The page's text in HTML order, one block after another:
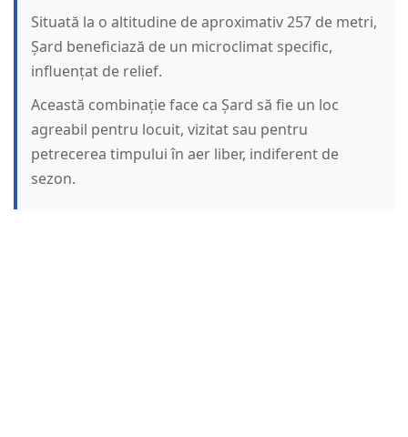
Situată la o altitudine de aproximativ 257 de metri,
Șard beneficiază de un microclimat specific,
influențat de relief.
Această combinație face ca Șard să fie un loc
agreabil pentru locuit, vizitat sau pentru
petrecerea timpului în aer liber, indiferent de
sezon.